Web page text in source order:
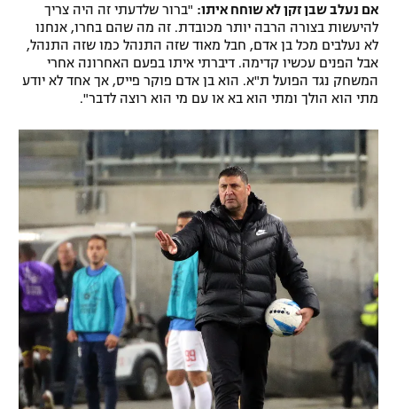
רשיון להקרנה פומבית לבית עסק
הצטרפות לחבילת הערוצים
תגיות
המגזין
אם נעלב שבן זקן לא שוחח איתו: "ברור שלדעתי זה היה צריך
להיעשות בצורה הרבה יותר מכובדת. זה מה שהם בחרו, אנחנו
לא נעלבים מכל בן אדם, חבל מאוד שזה התנהל כמו שזה התנהל,
אבל הפנים עכשיו קדימה. דיברתי איתו בפעם האחרונה אחרי
המשחק נגד הפועל ת"א. הוא בן אדם פוקר פייס, אך אחד לא יודע
מתי הוא הולך ומתי הוא בא או עם מי הוא רוצה לדבר".